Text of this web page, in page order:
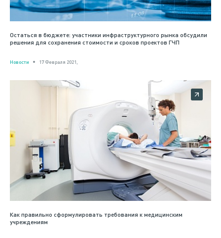
Остаться в бюджете: участники инфраструктурного рынка обсудили
решения для сохранения стоимости и сроков проектов ГЧП
Новости 17 Февраля 2021,
Как правильно сформулировать требования к медицинским
учреждениям